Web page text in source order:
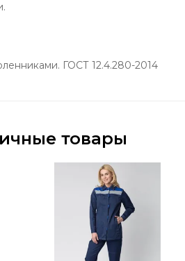
ГОСТ 12.4.280-2014
товары